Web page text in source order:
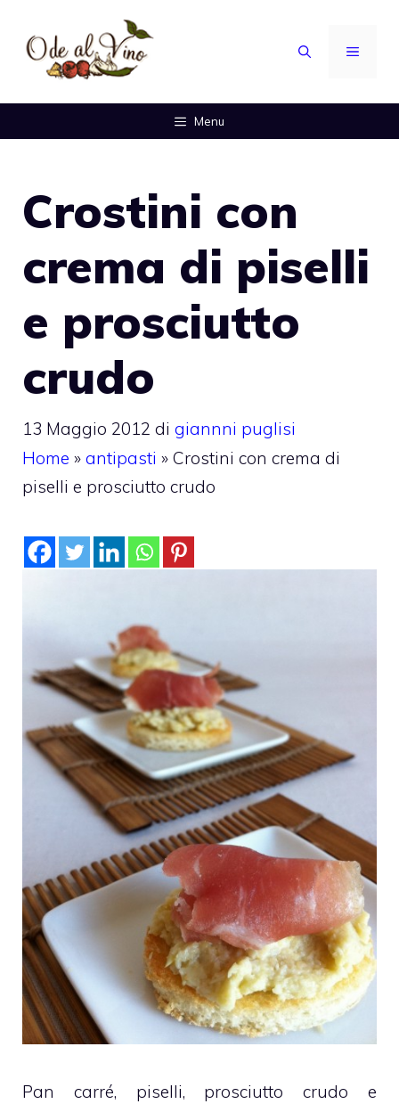
contenuto
MENU
Menu
Crostini con
crema di piselli
e prosciutto
crudo
13 Maggio 2012 di giannni puglisi
Home » antipasti » Crostini con crema di
piselli e prosciutto crudo
Pan carré, piselli, prosciutto crudo e